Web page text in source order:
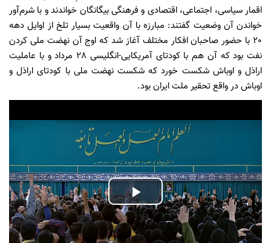
اقمار سیاسی، اجتماعی، اقتصادی و فرهنگی بیگانگان خواندند و با شرم‌آور
خواندن آن وضعیت گفتند: مبارزه با آن واقعیت بسیار تلخ از اوایل دهه
20 با حضور صاحبان افکار مختلف آغاز شد که اوج آن نهضت ملی کردن
نفت بود که آن هم با کودتای آمریکایی-انگلیسی 28 مرداد و با عاملیت
اراذل و اوباش شکست خورد که شکست نهضت ملی با کودتای اراذل و
اوباش در واقع تحقیر ملت ایران بود.
Play
Video